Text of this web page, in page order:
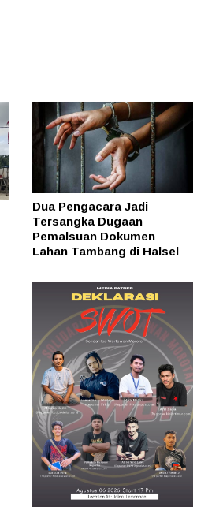
Dua Pengacara Jadi
Tersangka Dugaan
Pemalsuan Dokumen
Lahan Tambang di Halsel